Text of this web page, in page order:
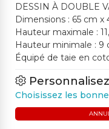
DESSIN À DOUBLE
Dimensions : 65 cm x
Hauteur maximale :
Hauteur minimale : 9
Équipé de taie en
Choisissez les